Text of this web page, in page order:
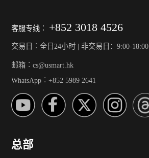
客服专线︰ +852 3018 4526
交易日︰全日24小时 | 非交易日：9:00-18:00
邮箱︰cs@usmart.hk
WhatsApp︰+852 5989 2641
总部